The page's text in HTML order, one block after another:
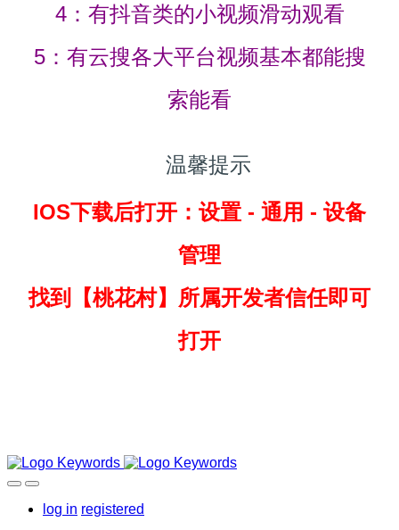
4：有抖音类的小视频滑动观看
5：有云搜各大平台视频基本都能搜
索能看
温馨提示
IOS下载后打开：设置 - 通用 - 设备
管理
找到
【桃花村】所属开发者信任即可
打开
log in registered